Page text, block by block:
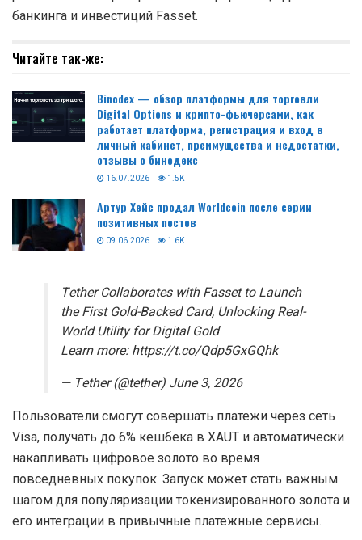
банкинга и инвестиций Fasset.
Читайте так-же:
Binodex — обзор платформы для торговли
Digital Options и крипто-фьючерсами, как
работает платформа, регистрация и вход в
личный кабинет, преимущества и недостатки,
отзывы о бинодекс
16.07.2026 1.5K
Артур Хейс продал Worldcoin после серии
позитивных постов
09.06.2026 1.6K
Tether Collaborates with Fasset to Launch
the First Gold-Backed Card, Unlocking Real-
World Utility for Digital Gold
Learn more: https://t.co/Qdp5GxGQhk
— Tether (@tether) June 3, 2026
Пользователи смогут совершать платежи через сеть
Visa, получать до 6% кешбека в XAUT и автоматически
накапливать цифровое золото во время
повседневных покупок. Запуск может стать важным
шагом для популяризации токенизированного золота и
его интеграции в привычные платежные сервисы.